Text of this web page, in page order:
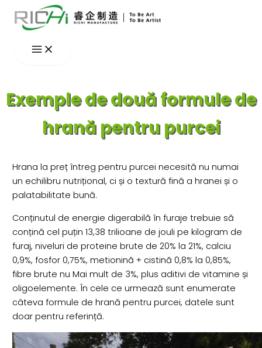
Skip
Exemple de două formule de
hrană pentru purcei
Hrana la preț întreg pentru purcei necesită nu numai
un echilibru nutrițional, ci și o textură fină a hranei și o
palatabilitate bună.
Conținutul de energie digerabilă în furaje trebuie să
conțină cel puțin 13,38 trilioane de jouli pe kilogram de
furaj, niveluri de proteine brute de 20% la 21%, calciu
0,9%, fosfor 0,75%, metionină + cistină 0,8% la 0,85%,
fibre brute nu Mai mult de 3%, plus aditivi de vitamine și
oligoelemente. În cele ce urmează sunt enumerate
câteva formule de hrană pentru purcei, datele sunt
doar pentru referință.